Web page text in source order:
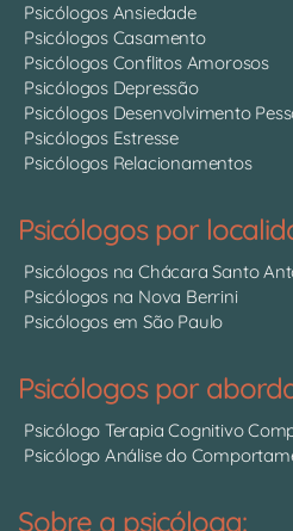
Psicólogos Ansiedade
Psicólogos Casamento
Psicólogos Conflitos Amorosos
Psicólogos Depressão
Psicólogos Desenvolvimento
Psicólogos Estresse
Psicólogos Relacionamentos
Psicólogos por
Psicólogos na Chácara Santo
Psicólogos na Nova Berrini
Psicólogos em São Paulo
Psicólogos por
Psicólogo Terapia Cognitivo
Psicólogo Análise do
Sobre a psicóloga: